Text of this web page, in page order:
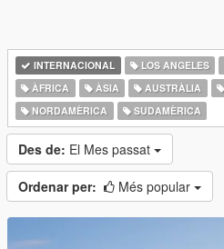
INTERNACIONAL LOS ANGELES
ÀFRICA
ÀSIA AUSTRÀLIA
NORDAMÈRICA
SUDAMÈRICA
Des de: El Mes passat
Ordenar per: Més popular